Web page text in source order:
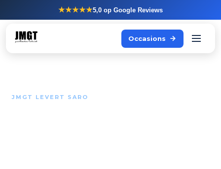
★★★★★5,0 op Google Reviews
Occasions
JMGT LEVERT SARO